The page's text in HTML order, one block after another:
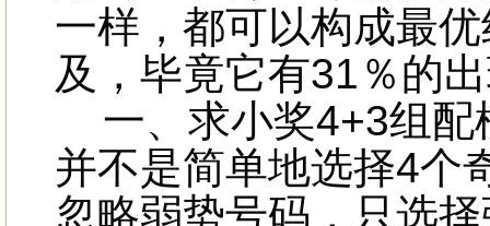
一样，都可以构成最
及，毕竟它有31％的
一、求小奖4+3组配
并不是简单地选择4个
忽略弱势号码，只选